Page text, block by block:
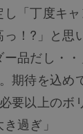
し「丁度キ
！?」と思
品だし・
期待を込め
要以上の
過ぎ」